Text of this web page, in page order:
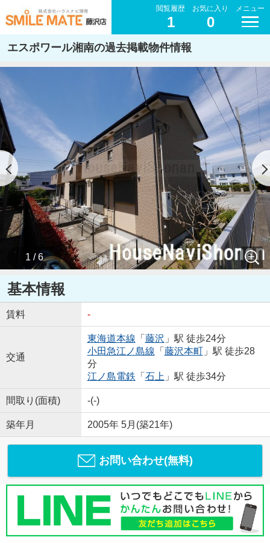
閲覧履歴
1
お気に入り
0
メニュー
エスポワール湘南の過去掲載物件情報
1 / 6
基本情報
賃料 -
交通
東海道本線 「 藤沢 」駅 徒歩24分
小田急江ノ島線 「 藤沢本町」駅 徒歩28
分
江ノ島電鉄 「 石上 」駅 徒歩34分
間取り(面積) -(-)
築年月 2005年 5月(築21年)
お問い合わせ(無料)